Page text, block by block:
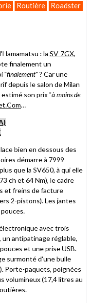
Routière Roadster
: la SV-7GX,
finalement un
"finalement" ? Car une
depuis le salon de Milan
son prix "à moins de
…
bien en dessous des
démarre à 7999
que la SV650, à qui elle
ch et 64 Nm), le cadre
et freins de facture
2-pistons). Les jantes
avec trois
antipatinage réglable,
et une prise USB.
surmonté d'une bulle
Porte-paquets, poignées
volumineux (17,4 litres au